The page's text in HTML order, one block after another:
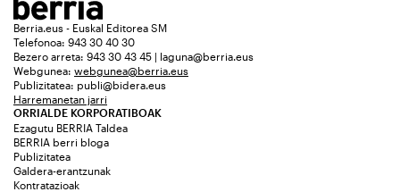
Berria.eus - Euskal Editorea SM
Telefonoa: 943 30 40 30
Bezero arreta: 943 30 43 45 | laguna@berria.eus
Webgunea: webgunea@berria.eus
Publizitatea: publi@bidera.eus
Harremanetan jarri
ORRIALDE KORPORATIBOAK
Ezagutu BERRIA Taldea
BERRIA berri bloga
Publizitatea
Galdera-erantzunak
Kontratazioak